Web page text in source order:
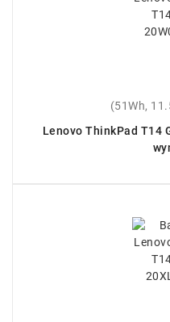
(51Wh,
Lenovo ThinkPad T14